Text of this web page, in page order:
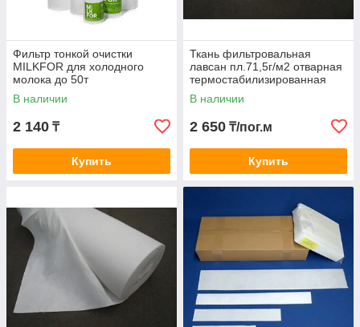
Фильтр тонкой очистки
MILKFOR для холодного
молока до 50т
В наличии
2 140 ₸
Купить
Ткань фильтровальная
лавсан пл.71,5г/м2 отварная
термостабилизированная
В наличии
2 650 ₸/пог.м
Купить